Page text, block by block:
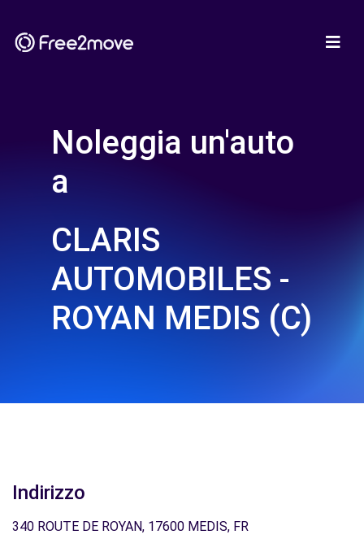
Noleggia un'auto
a
CLARIS
AUTOMOBILES -
ROYAN MEDIS (C)
Indirizzo
340 ROUTE DE ROYAN, 17600 MEDIS, FR